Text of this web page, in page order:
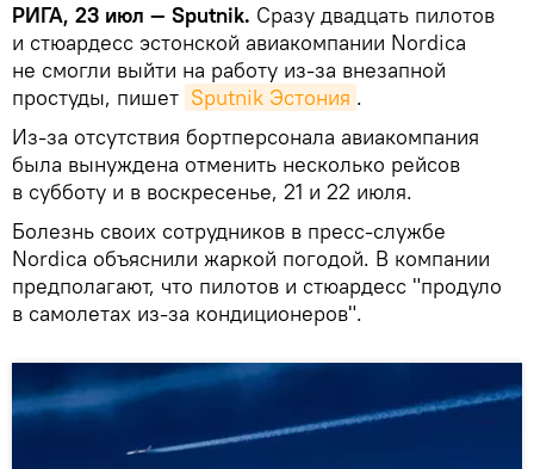
РИГА, 23 июл — Sputnik. Сразу двадцать пилотов
и стюардесс эстонской авиакомпании Nordica
не смогли выйти на работу из-за внезапной
простуды, пишет Sputnik Эстония .
Из-за отсутствия бортперсонала авиакомпания
была вынуждена отменить несколько рейсов
в субботу и в воскресенье, 21 и 22 июля.
Болезнь своих сотрудников в пресс-службе
Nordica объяснили жаркой погодой. В компании
предполагают, что пилотов и стюардесс "продуло
в самолетах из-за кондиционеров".